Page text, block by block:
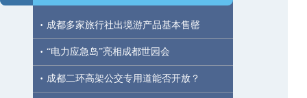
· 成都多家旅行社出境游产品基本售罄
· “电力应急岛”亮相成都世园会
· 成都二环高架公交专用道能否开放？